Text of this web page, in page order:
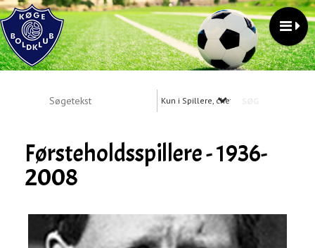
Kun i Spillere, cheftrænere, holdledere
Førsteholdsspillere - 1936-
2008